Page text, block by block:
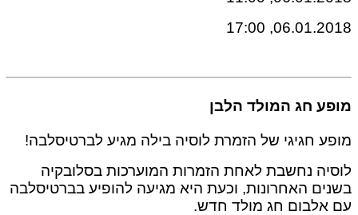
חג המולד הלבן
חגיגי של הזמרת לוסיה בילה מגיע לברטיסלבה!
נחשבת לאחת הזמרות המוערכות בסלובקיה
האחרונות, וכעת היא מגיעה להופיע בברטיסלבה
חג מולד חדש.